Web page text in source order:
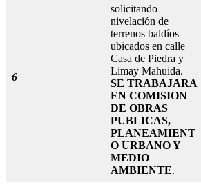
6
solicitando
nivelación de
terrenos baldíos
ubicados en calle
Casa de Piedra y
Limay Mahuida.
SE TRABAJARA
EN COMISION
DE OBRAS
PUBLICAS,
PLANEAMIENT
O URBANO Y
MEDIO
AMBIENTE.